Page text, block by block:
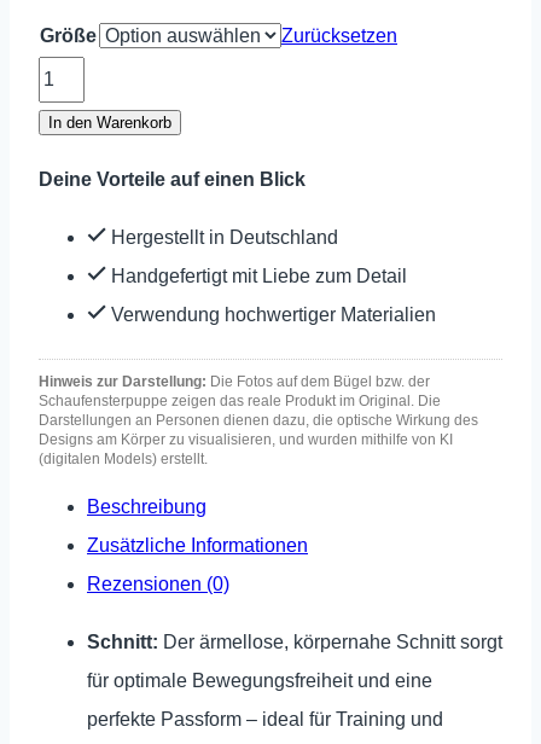
Größe
Zurücksetzen
Turnanzug
BODY
Menge
In den Warenkorb
Deine Vorteile auf einen Blick
Hergestellt in Deutschland
Handgefertigt mit Liebe zum Detail
Verwendung hochwertiger Materialien
Hinweis zur Darstellung: Die Fotos auf dem Bügel bzw. der
Schaufensterpuppe zeigen das reale Produkt im Original. Die
Darstellungen an Personen dienen dazu, die optische Wirkung des
Designs am Körper zu visualisieren, und wurden mithilfe von KI
(digitalen Models) erstellt.
Beschreibung
Zusätzliche Informationen
Rezensionen (0)
Schnitt: Der ärmellose, körpernahe Schnitt sorgt
für optimale Bewegungsfreiheit und eine
perfekte Passform – ideal für Training und